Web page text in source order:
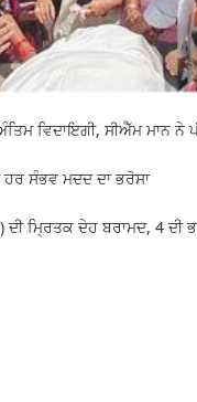
ਵਿਦਾਇਗੀ, ਸੀਐੱਮ ਮਾਨ ਨੇ
ਹਰ ਸੰਭਵ ਮਦਦ ਦਾ ਭਰੋਸਾ
ਦੀ ਮ੍ਰਿਤਕ ਦੇਹ ਬਰਾਮਦ, 4